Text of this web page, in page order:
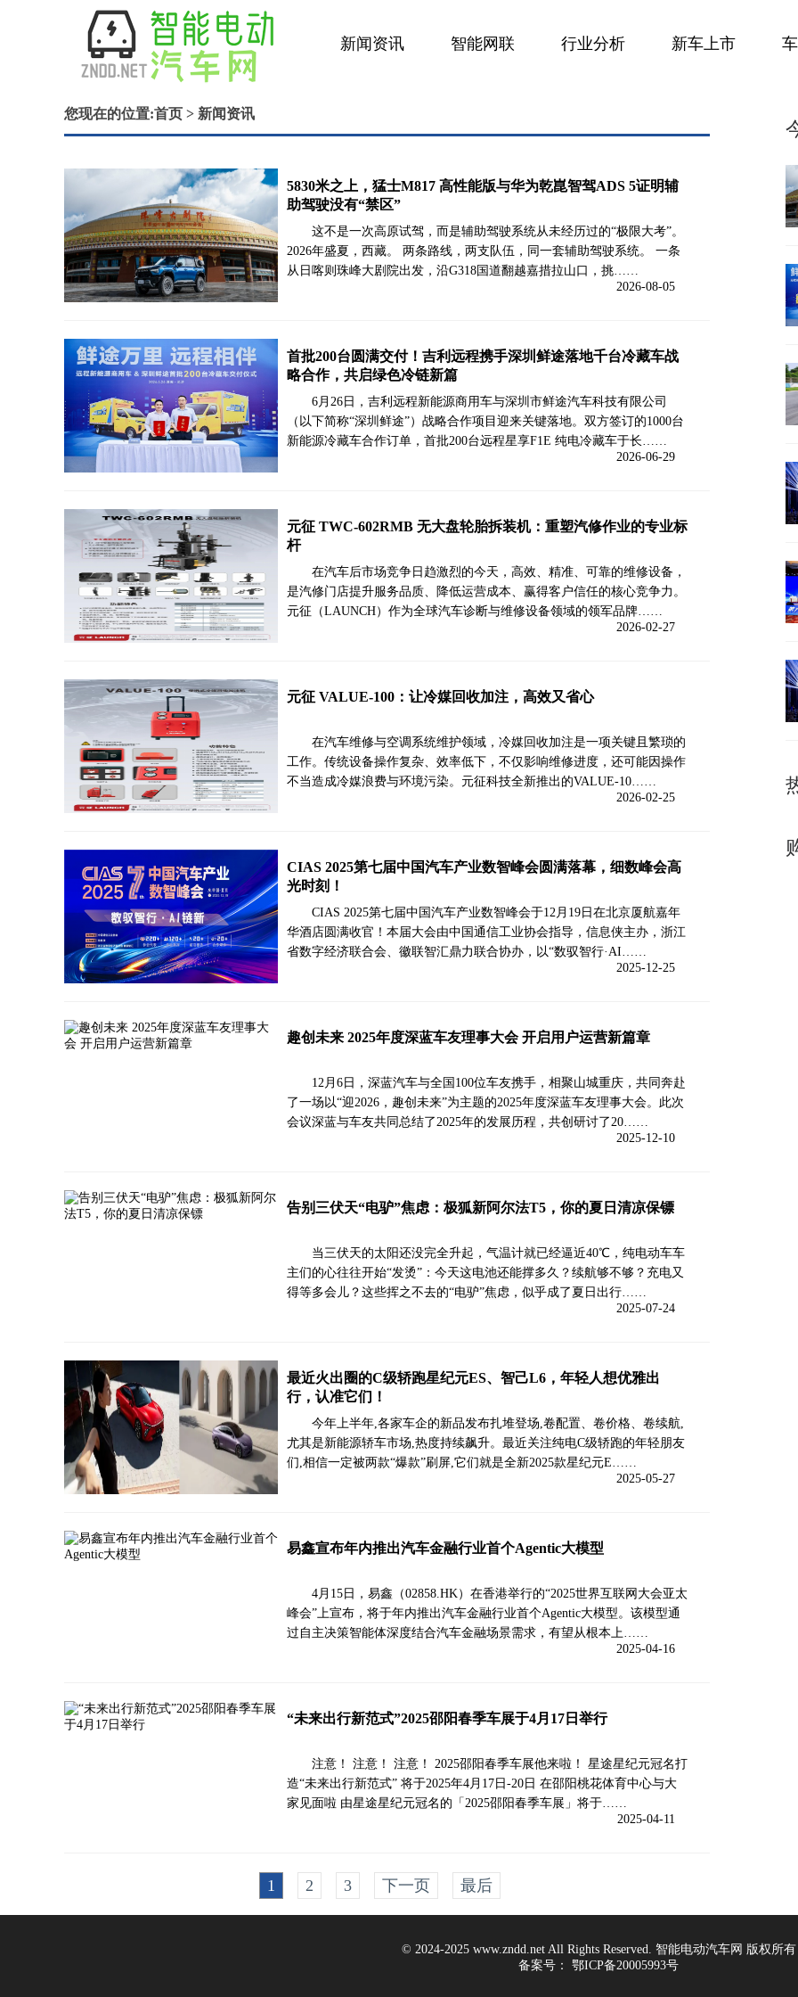
新闻资讯 智能网联 行业分析 新车上市
您现在的位置:首页 > 新闻资讯
5830米之上，猛士M817 高性能版与华为乾崑智驾ADS 5证明辅
助驾驶没有“禁区”
这不是一次高原试驾，而是辅助驾驶系统从未经历过的“极限大考”。
2026年盛夏，西藏。 两条路线，两支队伍，同一套辅助驾驶系统。 一条
从日喀则珠峰大剧院出发，沿G318国道翻越嘉措拉山口，挑……
2026-08-05
首批200台圆满交付！吉利远程携手深圳鲜途落地千台冷藏车战
略合作，共启绿色冷链新篇
6月26日，吉利远程新能源商用车与深圳市鲜途汽车科技有限公司
（以下简称“深圳鲜途”）战略合作项目迎来关键落地。双方签订的1000台
新能源冷藏车合作订单，首批200台远程星享F1E 纯电冷藏车于长……
2026-06-29
元征 TWC-602RMB 无大盘轮胎拆装机：重塑汽修作业的专业标
杆
在汽车后市场竞争日趋激烈的今天，高效、精准、可靠的维修设备，
是汽修门店提升服务品质、降低运营成本、赢得客户信任的核心竞争力。
元征（LAUNCH）作为全球汽车诊断与维修设备领域的领军品牌……
2026-02-27
元征 VALUE-100：让冷媒回收加注，高效又省心
在汽车维修与空调系统维护领域，冷媒回收加注是一项关键且繁琐的
工作。传统设备操作复杂、效率低下，不仅影响维修进度，还可能因操作
不当造成冷媒浪费与环境污染。元征科技全新推出的VALUE-10……
2026-02-25
CIAS 2025第七届中国汽车产业数智峰会圆满落幕，细数峰会高
光时刻！
CIAS 2025第七届中国汽车产业数智峰会于12月19日在北京厦航嘉年
华酒店圆满收官！本届大会由中国通信工业协会指导，信息侠主办，浙江
省数字经济联合会、徽联智汇鼎力联合协办，以“数驭智行·AI……
2025-12-25
趣创未来 2025年度深蓝车友理事大会 开启用户运营新篇章
12月6日，深蓝汽车与全国100位车友携手，相聚山城重庆，共同奔赴
了一场以“迎2026，趣创未来”为主题的2025年度深蓝车友理事大会。此次
会议深蓝与车友共同总结了2025年的发展历程，共创研讨了20……
2025-12-10
告别三伏天“电驴”焦虑：极狐新阿尔法T5，你的夏日清凉保镖
当三伏天的太阳还没完全升起，气温计就已经逼近40℃，纯电动车车
主们的心往往开始“发烫”：今天这电池还能撑多久？续航够不够？充电又
得等多会儿？这些挥之不去的“电驴”焦虑，似乎成了夏日出行……
2025-07-24
最近火出圈的C级轿跑星纪元ES、智己L6，年轻人想优雅出
行，认准它们！
今年上半年,各家车企的新品发布扎堆登场,卷配置、卷价格、卷续航,
尤其是新能源轿车市场,热度持续飙升。最近关注纯电C级轿跑的年轻朋友
们,相信一定被两款“爆款”刷屏,它们就是全新2025款星纪元E……
2025-05-27
易鑫宣布年内推出汽车金融行业首个Agentic大模型
4月15日，易鑫（02858.HK）在香港举行的“2025世界互联网大会亚太
峰会”上宣布，将于年内推出汽车金融行业首个Agentic大模型。该模型通
过自主决策智能体深度结合汽车金融场景需求，有望从根本上……
2025-04-16
“未来出行新范式”2025邵阳春季车展于4月17日举行
注意！ 注意！ 注意！ 2025邵阳春季车展他来啦！ 星途星纪元冠名打
造“未来出行新范式” 将于2025年4月17日-20日 在邵阳桃花体育中心与大
家见面啦 由星途星纪元冠名的「2025邵阳春季车展」将于……
2025-04-11
1 2 3 下一页 最后
© 2024-2025 www.zndd.net All Rights Reserved. 智能电动汽车网 版权所有
备案号：
鄂ICP备20005993号